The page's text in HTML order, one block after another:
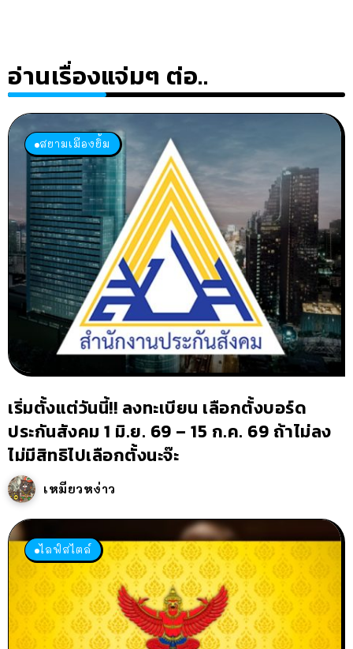
อ่านเรื่องแจ่มๆ ต่อ..
สยามเมืองยิ้ม
เริ่มตั้งแต่วันนี้!! ลงทะเบียน เลือกตั้งบอร์ด
ประกันสังคม 1 มิ.ย. 69 – 15 ก.ค. 69 ถ้าไม่ลง
ไม่มีสิทธิไปเลือกตั้งนะจ๊ะ
เหมียวหง่าว
ไลฟ์สไตล์